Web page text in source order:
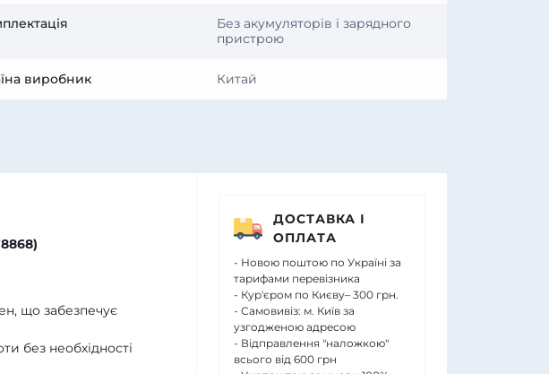
Без акумуляторів і зарядного
пристрою
виробник Китай
що забезпечує
без необхідності
ДОСТАВКА І
ОПЛАТА
- Новою поштою по Україні за
тарифами перевізника
- Кур'єром по Києву– 300 грн.
- Самовивіз: м. Київ за
узгодженою адресою
- Відправлення "наложкою"
всього від 600 грн